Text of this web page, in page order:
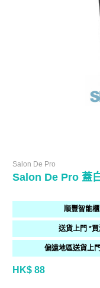
Salon De Pro
Salon De Pro 蓋
順豐智能
送貨上門 *
偏遠地區送貨上
HK$ 88